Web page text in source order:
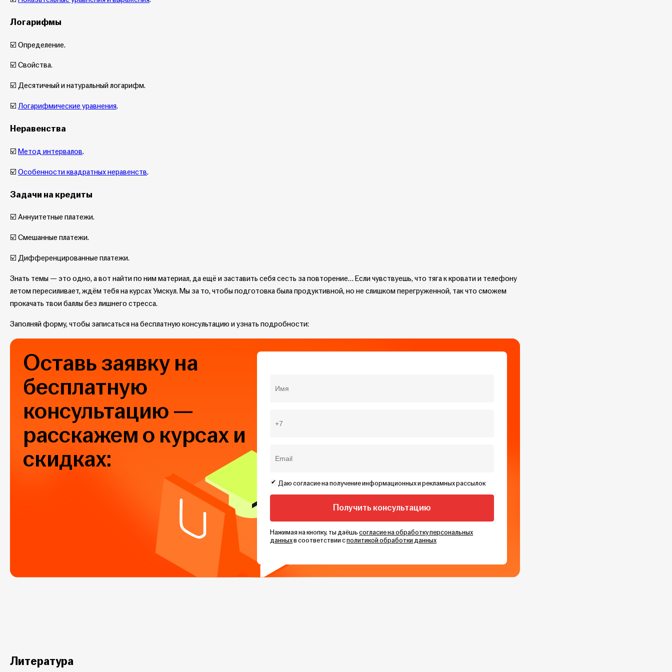
Логарифмы
☑️ Определение.
☑️ Свойства.
☑️ Десятичный и натуральный логарифм.
☑️ Логарифмические уравнения.
Неравенства
☑️ Метод интервалов.
☑️ Особенности квадратных неравенств.
Задачи на кредиты
☑️ Аннуитетные платежи.
☑️ Смешанные платежи.
☑️ Дифференцированные платежи.
Знать темы — это одно, а вот найти по ним материал, да ещё и заставить себя сесть за повторение… Если чувствуешь, что тяга к кровати и телефону
летом пересиливает, ждём тебя на курсах Умскул. Мы за то, чтобы подготовка была продуктивной, но не слишком перегруженной, так что сможем
прокачать твои баллы без лишнего стресса.
Заполняй форму, чтобы записаться на бесплатную консультацию и узнать подробности:
Оставь заявку на
бесплатную
консультацию —
расскажем о курсах и
скидках:
Даю согласие на получение информационных и рекламных рассылок
Нажимая на кнопку, ты даёшьсогласие на обработку персональных
данныхв соответствии сполитикой обработки данных
Литература